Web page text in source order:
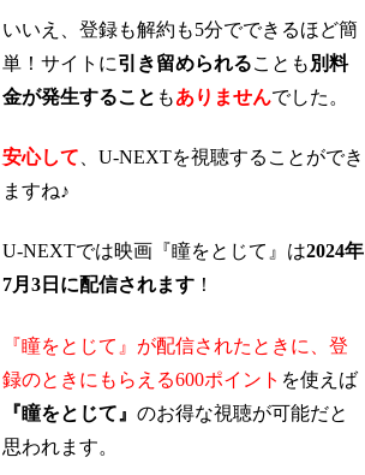
いいえ、登録も解約も5分でできるほど簡
単！サイトに引き留められることも 別料
金が発生すること もありませんでした。
安心して 、U-NEXTを視聴することができ
ますね♪
U-NEXTでは映画『瞳をとじて』は2024年
7月3日に配信されます ！
『瞳をとじて』が配信されたときに、登
録のときにもらえる600ポイント を使えば
『瞳をとじて』のお得な視聴が可能だと
思われます。